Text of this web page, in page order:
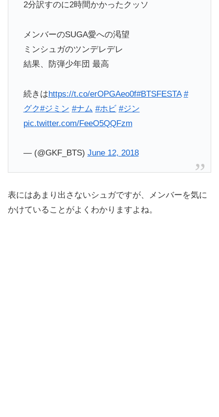
2分訳すのに2時間かかったクッソ
メンバーのSUGA愛への渇望
ミンシュガのツンデレデレ
結果、防弾少年団 最高
続きはhttps://t.co/erOPGAeo0f#BTSFESTA #
グク#ジミン #ナム #ホビ #ジン
pic.twitter.com/FeeO5QQFzm
— (@GKF_BTS) June 12, 2018
表にはあまり出さないシュガですが、メンバーを気に
かけていることがよくわかりますよね。